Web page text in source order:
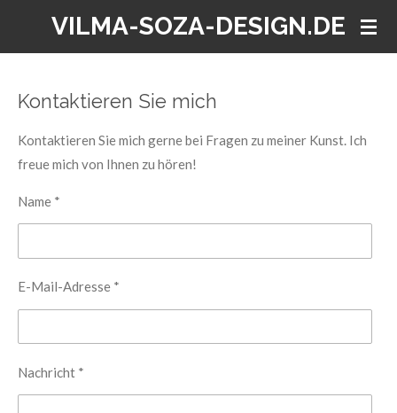
VILMA-SOZA-DESIGN.DE
Kontaktieren Sie mich
Kontaktieren Sie mich gerne bei Fragen zu meiner Kunst. Ich
freue mich von Ihnen zu hören!
Name *
E-Mail-Adresse *
Nachricht *